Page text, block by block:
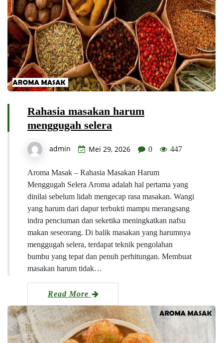
Rahasia masakan harum
menggugah selera
admin Mei 29, 2026 0 447
Aroma Masak – Rahasia Masakan Harum
Menggugah Selera Aroma adalah hal pertama yang
dinilai sebelum lidah mengecap rasa masakan. Wangi
yang harum dari dapur terbukti mampu merangsang
indra penciuman dan seketika meningkatkan nafsu
makan seseorang. Di balik masakan yang harumnya
menggugah selera, terdapat teknik pengolahan
bumbu yang tepat dan penuh perhitungan. Membuat
masakan harum tidak…
Read More